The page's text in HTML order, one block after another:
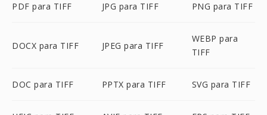
PDF para TIFF JPG para TIFF PNG para TIFF
DOCX para TIFF JPEG para TIFF
WEBP para
TIFF
DOC para TIFF PPTX para TIFF SVG para TIFF